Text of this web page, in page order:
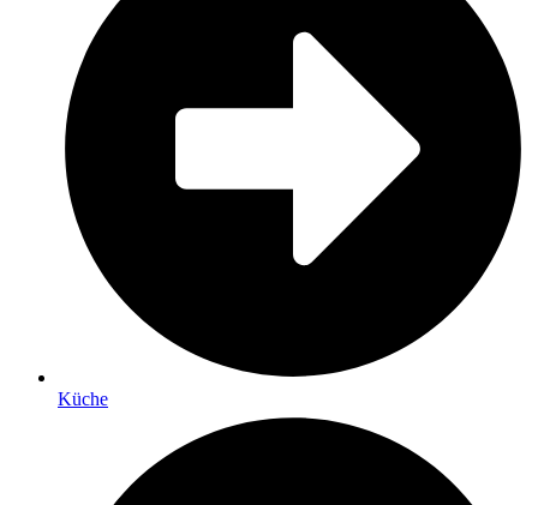
Küche